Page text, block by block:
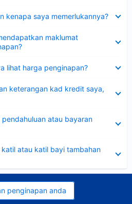
kenapa saya memerlukannya?
maklumat
lihat harga penginapan?
keterangan kad kredit saya,
atau bayaran
atau katil bayi tambahan
penginapan anda